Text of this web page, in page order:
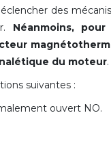
des
Néanmoins, pour
du moteur.
suivantes :
ouvert NO.